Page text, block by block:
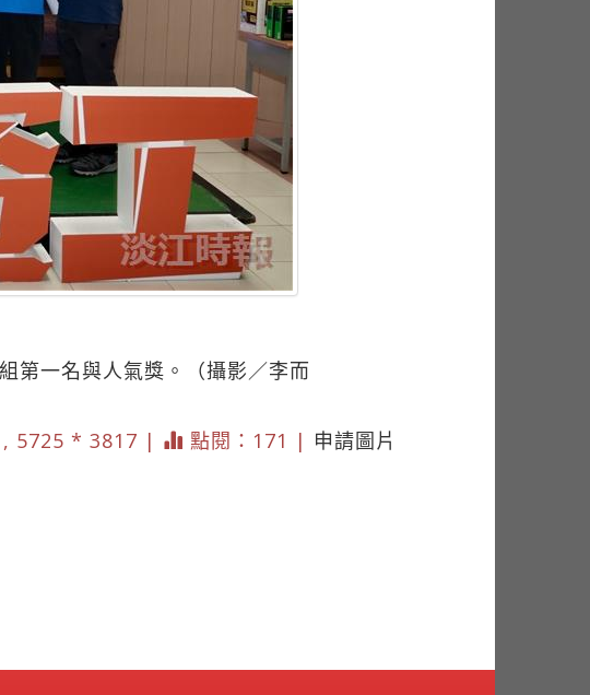
第一名與人氣獎。（攝影／李而
5725 * 3817 |
點閱：171 | 申請圖片